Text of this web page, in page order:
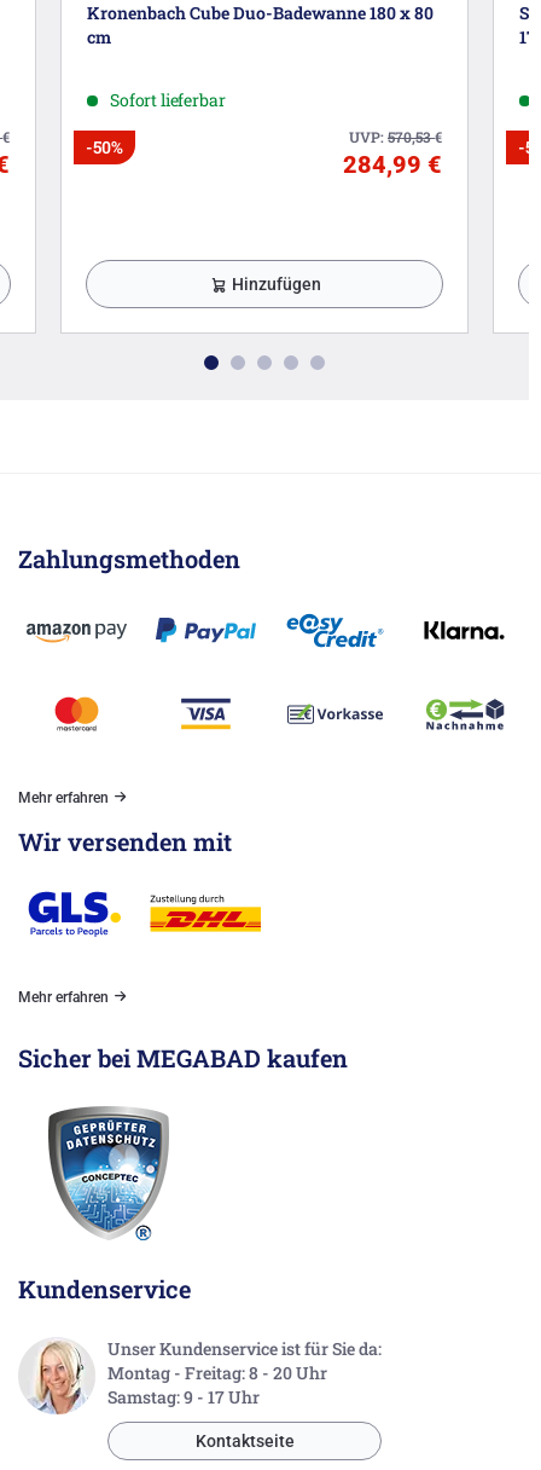
€
Kronenbach Cube Duo-Badewanne 180 x 80
cm
Sofort lieferbar
UVP:570,53€
-50%
284,99 €
Hinzufügen
-
Zahlungsmethoden
Mehr erfahren
Wir versenden mit
Mehr erfahren
Sicher bei MEGABAD kaufen
Kundenservice
Unser Kundenservice ist für Sie da:
Montag - Freitag: 8 - 20 Uhr
Samstag: 9 - 17 Uhr
Kontaktseite